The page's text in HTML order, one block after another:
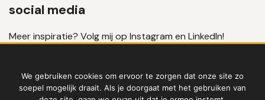
social media
Meer inspiratie? Volg mij op Instagram en LinkedIn!
We gebruiken cookies om ervoor te zorgen dat onze site zo
soepel mogelijk draait. Als je doorgaat met het gebruiken van